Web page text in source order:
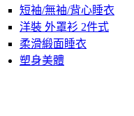
短袖/無袖/背心睡衣
洋裝 外罩衫 2件式
柔滑緞面睡衣
塑身美體